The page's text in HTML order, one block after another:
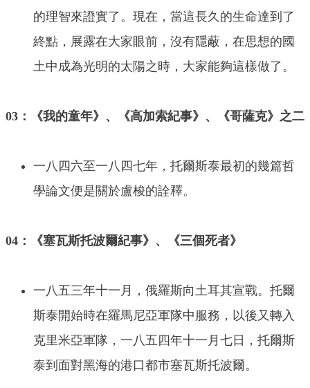
的理智來證實了。現在，當這長久的生命達到了
終點，展露在大家眼前，沒有隱蔽，在思想的國
土中成為光明的太陽之時，大家能夠這樣做了。
03：《我的童年》、《高加索紀事》、《哥薩克》之二
一八四六至一八四七年，托爾斯泰最初的幾篇哲
學論文便是關於盧梭的詮釋。
04：《塞瓦斯托波爾紀事》、《三個死者》
一八五三年十一月，俄羅斯向土耳其宣戰。托爾
斯泰開始時在羅馬尼亞軍隊中服務，以後又轉入
克里米亞軍隊，一八五四年十一月七日，托爾斯
泰到面對黑海的港口都市塞瓦斯托波爾。